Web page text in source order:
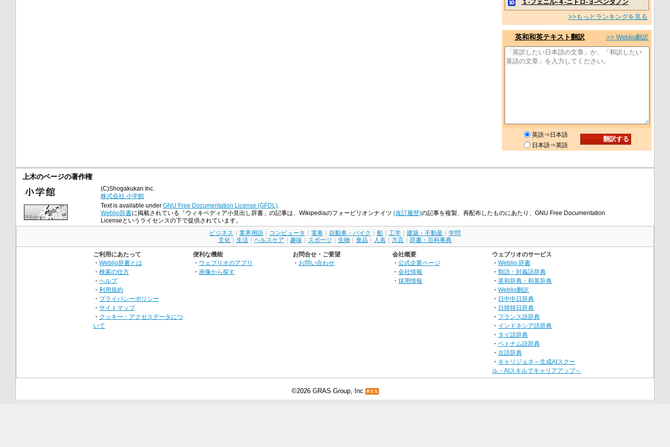
１‐フェニル‐４‐ニトロ‐３‐ペンタノン
>>もっとランキングを見る
英和和英テキスト翻訳 >> Weblio翻訳
英語⇒日本語
日本語⇒英語
上木のページの著作権
(C)Shogakukan Inc.
株式会社 小学館
Text is available under GNU Free Documentation License (GFDL)
Weblio辞書に掲載されている「ウィキペディア小見出し辞書」の記事は、Wikipediaのフォービリオンナイツ (改訂履歴)の記事を複製、再配布したものにあたり、GNU Free Documentation
Licenseというライセンスの下で提供されています。
ビジネス 業界用語 コンピュータ 電車 自動車・バイク 船 工学 建築・不動産
学問
文化
生活 ヘルスケア 趣味 スポーツ 生物 食品 人名 方言 辞書・百科事典
ご利用にあたって
・ Weblio辞書とは
・ 検索の仕方
・ ヘルプ
・ 利用規約
・ プライバシーポリシー
・ サイトマップ
・ クッキー・アクセスデータにつ
いて
便利な機能
・ ウェブリオのアプリ
・ 画像から探す
お問合せ・ご要望
・ お問い合わせ
会社概要
・ 公式企業ページ
・ 会社情報
・ 採用情報
ウェブリオのサービス
・ Weblio 辞書
・ 類語・対義語辞典
・ 英和辞典・和英辞典
・ Weblio翻訳
・ 日中中日辞典
・ 日韓韓日辞典
・ フランス語辞典
・ インドネシア語辞典
・ タイ語辞典
・ ベトナム語辞典
・ 古語辞典
・ キャリジェネ～生成AIスクー
ル・AIスキルでキャリアアップ～
©2026 GRAS Group, Inc. RSS